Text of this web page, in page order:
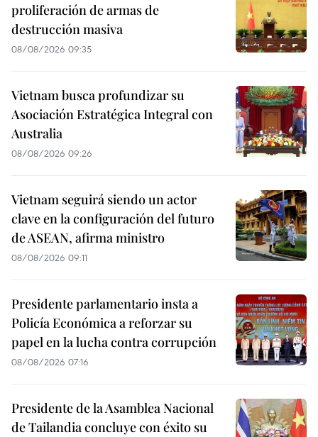
proliferación de armas de
destrucción masiva
08/08/2026 09:35
Vietnam busca profundizar su
Asociación Estratégica Integral con
Australia
08/08/2026 09:26
Vietnam seguirá siendo un actor
clave en la configuración del futuro
de ASEAN, afirma ministro
08/08/2026 09:11
Presidente parlamentario insta a
Policía Económica a reforzar su
papel en la lucha contra corrupción
08/08/2026 07:16
Presidente de la Asamblea Nacional
de Tailandia concluye con éxito su